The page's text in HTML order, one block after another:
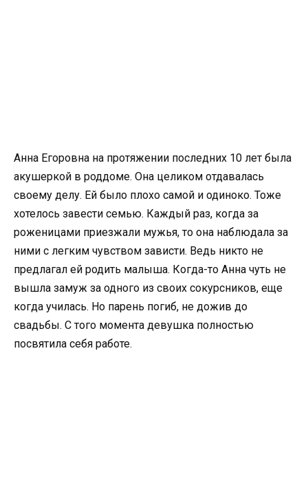
Анна Егоровна на протяжении последних 10 лет была
акушеркой в роддоме. Она целиком отдавалась
своему делу. Ей было плохо самой и одиноко. Тоже
хотелось завести семью. Каждый раз, когда за
роженицами приезжали мужья, то она наблюдала за
ними с легким чувством зависти. Ведь никто не
предлагал ей родить малыша. Когда-то Анна чуть не
вышла замуж за одного из своих сокурсников, еще
когда училась. Но парень погиб, не дожив до
свадьбы. С того момента девушка полностью
посвятила себя работе.